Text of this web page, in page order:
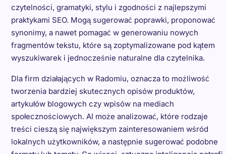
czytelności, gramatyki, stylu i zgodności z najlepszymi
praktykami SEO. Mogą sugerować poprawki, proponować
synonimy, a nawet pomagać w generowaniu nowych
fragmentów tekstu, które są zoptymalizowane pod kątem
wyszukiwarek i jednocześnie naturalne dla czytelnika.
Dla firm działających w Radomiu, oznacza to możliwość
tworzenia bardziej skutecznych opisów produktów,
artykułów blogowych czy wpisów na mediach
społecznościowych. AI może analizować, które rodzaje
treści cieszą się największym zainteresowaniem wśród
lokalnych użytkowników, a następnie sugerować podobne